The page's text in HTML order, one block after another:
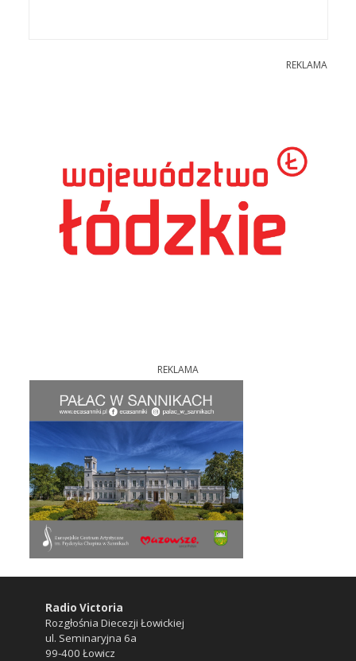
REKLAMA
REKLAMA
Radio Victoria
Rozgłośnia Diecezji Łowickiej
ul. Seminaryjna 6a
99-400 Łowicz